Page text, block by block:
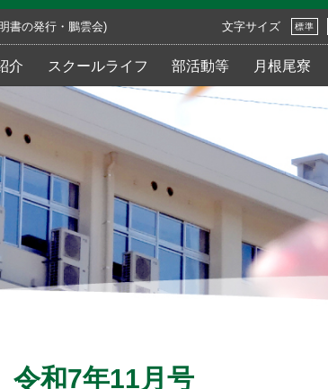
書の発行・鵬雲会) 文字サイズ 標準
介 スクールライフ 部活動等 月根尾寮
和7年11月号